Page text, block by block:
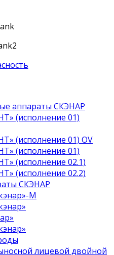
аппараты СКЭНАР
(исполнение 01)
(исполнение 01) OV
(исполнение 01)
(исполнение 02.1)
(исполнение 02.2)
СКЭНАР
М
лицевой двойной